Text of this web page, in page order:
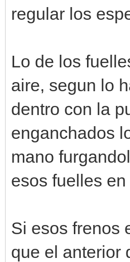
regular los
Lo de los
aire, segun lo
dentro con la
enganchados
mano
esos fuelles
Si esos frenos
que el anterior